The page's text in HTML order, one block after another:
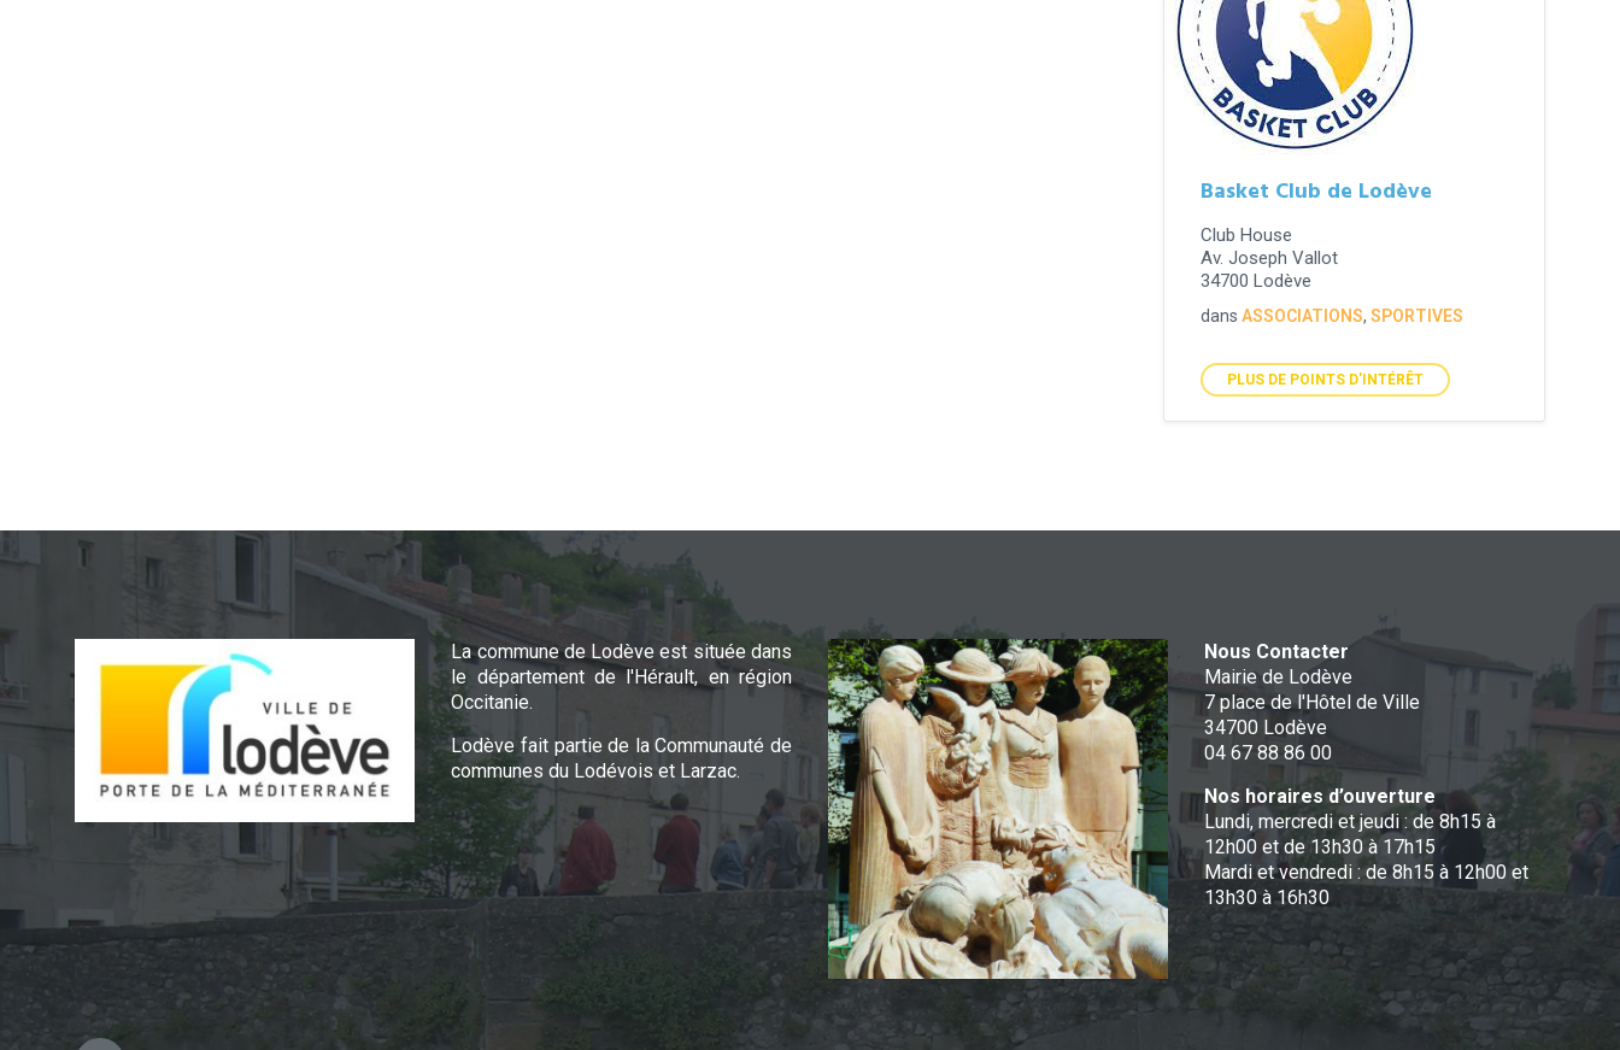
Basket Club de Lodève
Club House
Av. Joseph Vallot
34700 Lodève
dansASSOCIATIONS,SPORTIVES
PLUS DE POINTS D'INTÉRÊT
La commune de Lodève est située dans
le département de l'Hérault, en région
Occitanie.
Lodève fait partie de la Communauté de
communes du Lodévois et Larzac.
Nous Contacter
Mairie de Lodève
7 place de l'Hôtel de Ville
34700 Lodève
04 67 88 86 00
Nos horaires d’ouverture
Lundi, mercredi et jeudi : de 8h15 à
12h00 et de 13h30 à 17h15
Mardi et vendredi : de 8h15 à 12h00 et
13h30 à 16h30